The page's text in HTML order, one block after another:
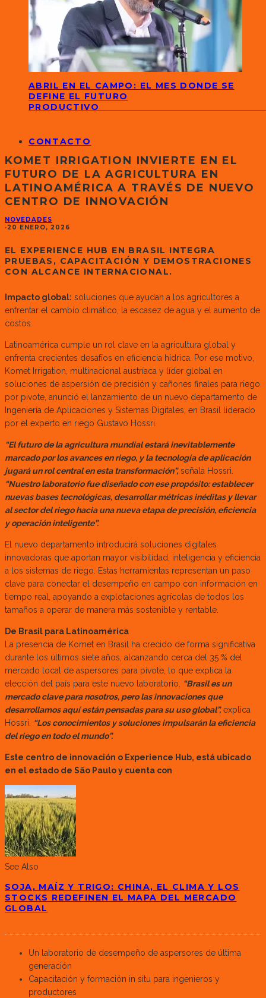
ABRIL EN EL CAMPO: EL MES DONDE SE
DEFINE EL FUTURO
PRODUCTIVO
CONTACTO
KOMET IRRIGATION INVIERTE EN EL
FUTURO DE LA AGRICULTURA EN
LATINOAMÉRICA A TRAVÉS DE NUEVO
CENTRO DE INNOVACIÓN
NOVEDADES
·20 ENERO, 2026
EL EXPERIENCE HUB EN BRASIL INTEGRA
PRUEBAS, CAPACITACIÓN Y DEMOSTRACIONES
CON ALCANCE INTERNACIONAL.
Impacto global: soluciones que ayudan a los agricultores a
enfrentar el cambio climático, la escasez de agua y el aumento de
costos.
Latinoamérica cumple un rol clave en la agricultura global y
enfrenta crecientes desafíos en eficiencia hídrica. Por ese motivo,
Komet Irrigation, multinacional austríaca y líder global en
soluciones de aspersión de precisión y cañones finales para riego
por pivote, anunció el lanzamiento de un nuevo departamento de
Ingeniería de Aplicaciones y Sistemas Digitales, en Brasil liderado
por el experto en riego Gustavo Hossri.
“El futuro de la agricultura mundial estará inevitablemente
marcado por los avances en riego, y la tecnología de aplicación
jugará un rol central en esta transformación”,señala Hossri.
“Nuestro laboratorio fue diseñado con ese propósito: establecer
nuevas bases tecnológicas, desarrollar métricas inéditas y llevar
al sector del riego hacia una nueva etapa de precisión, eficiencia
y operación inteligente”.
El nuevo departamento introducirá soluciones digitales
innovadoras que aportan mayor visibilidad, inteligencia y eficiencia
a los sistemas de riego. Estas herramientas representan un paso
clave para conectar el desempeño en campo con información en
tiempo real, apoyando a explotaciones agrícolas de todos los
tamaños a operar de manera más sostenible y rentable.
De Brasil para Latinoamérica
La presencia de Komet en Brasil ha crecido de forma significativa
durante los últimos siete años, alcanzando cerca del 35 % del
mercado local de aspersores para pivote, lo que explica la
elección del país para este nuevo laboratorio. “Brasil es un
mercado clave para nosotros, pero las innovaciones que
desarrollamos aquí están pensadas para su uso global”,explica
Hossri. “Los conocimientos y soluciones impulsarán la eficiencia
del riego en todo el mundo”.
Este centro de innovación o Experience Hub, está ubicado
en el estado de São Paulo y cuenta con
See Also
SOJA, MAÍZ Y TRIGO: CHINA, EL CLIMA Y LOS
STOCKS REDEFINEN EL MAPA DEL MERCADO
GLOBAL
Un laboratorio de desempeño de aspersores de última
generación
Capacitación y formación in situ para ingenieros y
productores